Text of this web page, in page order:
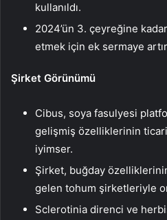
kullanıldı.
2024’ün 3. çeyreğine
etmek için ek sermaye
Şirket Görünümü
Cibus, soya fasulyesi
gelişmiş özelliklerinin
iyimser.
Şirket, buğday
gelen tohum şirketleriyle
Sclerotinia direnci ve